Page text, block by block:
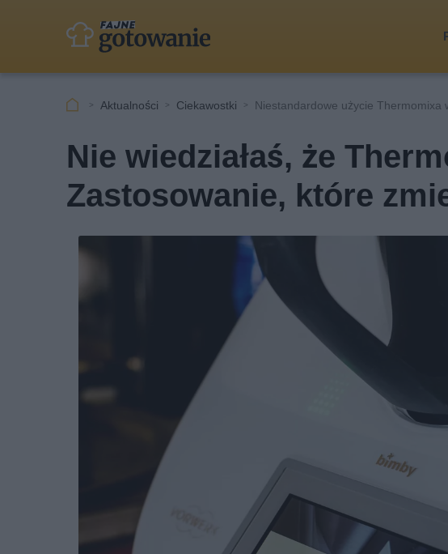
Aktualności Ciekawostki Niestandardowe użycie Thermomixa
Nie wiedziałaś, że
Zastosowanie, które